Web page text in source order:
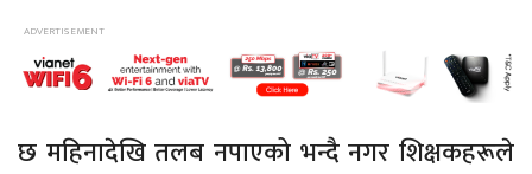
छ महिनादेखि तलब नपाएको भन्दै नगर शिक्षकहरूले